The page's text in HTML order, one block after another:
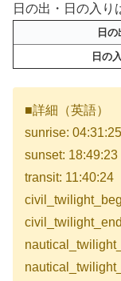
日の出・日の入り
日の
日の
■詳細（英語）
sunrise: 04:31:25
sunset: 18:49:23
transit: 11:40:24